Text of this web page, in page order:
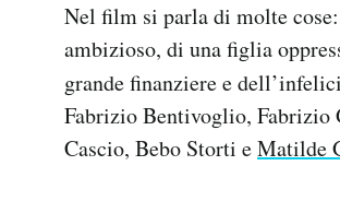
Nel film si parla di molte
ambizioso, di una figlia
grande finanziere e
Fabrizio Bentivoglio,
Cascio, Bebo Storti eMatilde